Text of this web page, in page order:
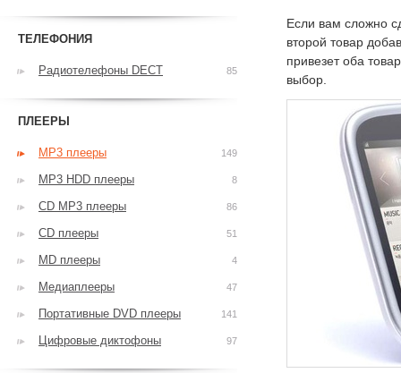
Если вам сложно
второй товар
привезет оба
выбор.
ТЕЛЕФОНИЯ
Радиотелефоны DECT 85
ПЛЕЕРЫ
MP3 плееры 149
MP3 HDD плееры 8
CD MP3 плееры 86
CD плееры 51
MD плееры 4
Медиаплееры 47
Портативные DVD плееры 141
Цифровые диктофоны 97